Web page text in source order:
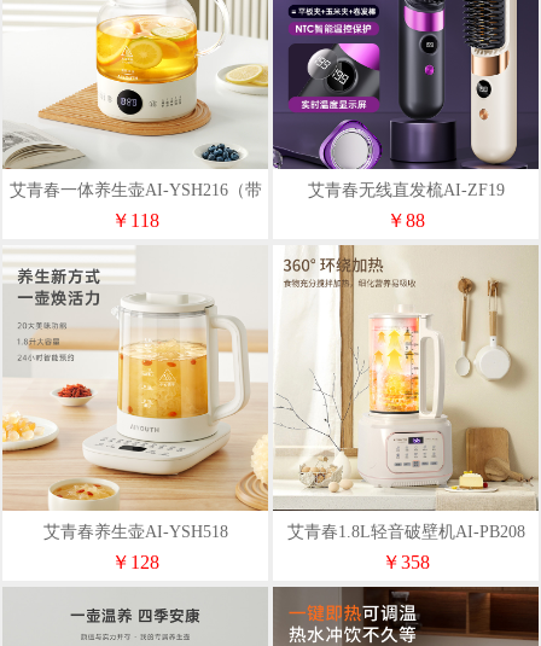
艾青春一体养生壶AI-YSH216（带
滤网）
￥118
艾青春无线直发梳AI-ZF19
￥88
艾青春养生壶AI-YSH518
￥128
艾青春1.8L轻音破壁机AI-PB208
￥358